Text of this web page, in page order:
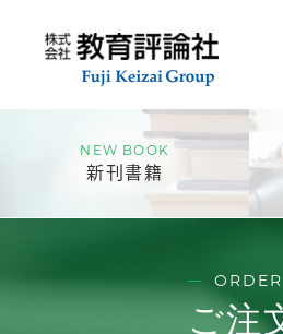
NEW BOOK
新刊書籍
ORDER
ご注